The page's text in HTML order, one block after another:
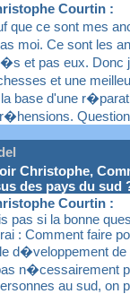
Courtin :
que ce sont mes
moi. Ce sont les
et pas eux. Donc
et une
base d'une
Christophe,
des pays du sud
Courtin :
pas si la bonne
: Comment faire
d�veloppement de
n�cessairement
au sud, on